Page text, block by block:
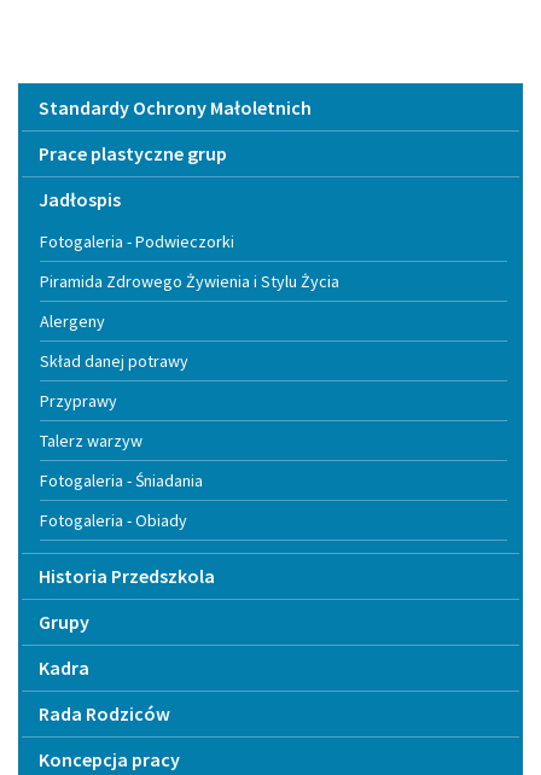
Menu
Standardy Ochrony Małoletnich
Prace plastyczne grup
Jadłospis
Fotogaleria - Podwieczorki
Piramida Zdrowego Żywienia i Stylu Życia
Alergeny
Skład danej potrawy
Przyprawy
Talerz warzyw
Fotogaleria - Śniadania
Fotogaleria - Obiady
Historia Przedszkola
Grupy
Kadra
Rada Rodziców
Koncepcja pracy